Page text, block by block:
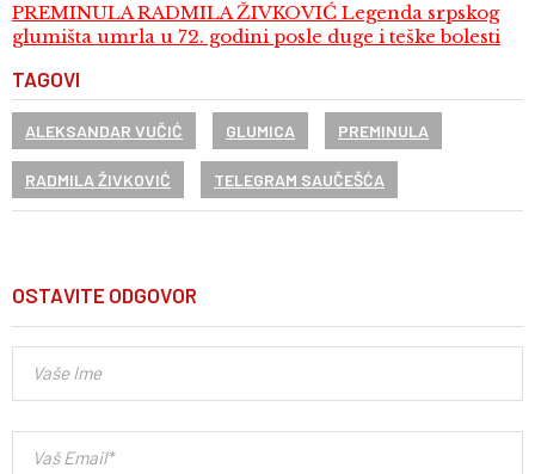
PREMINULA RADMILA ŽIVKOVIĆ Legenda srpskog
glumišta umrla u 72. godini posle duge i teške bolesti
TAGOVI
ALEKSANDAR VUČIĆ GLUMICA PREMINULA
RADMILA ŽIVKOVIĆ TELEGRAM SAUČEŠĆA
OSTAVITE ODGOVOR